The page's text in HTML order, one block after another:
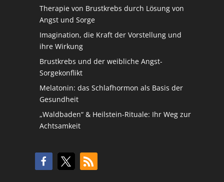
Therapie von Brustkrebs durch Lösung von
Angst und Sorge
Imagination, die Kraft der Vorstellung und
ihre Wirkung
Brustkrebs und der weibliche Angst-
Sorgekonflikt
Melatonin: das Schlafhormon als Basis der
Gesundheit
„Waldbaden“ & Heilstein-Rituale: Ihr Weg zur
Achtsamkeit